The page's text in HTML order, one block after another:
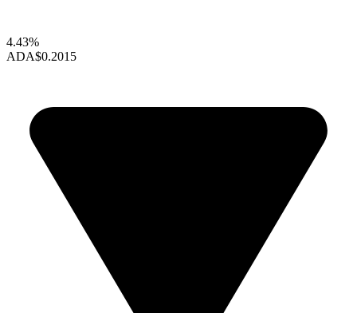
4.43%
ADA$0.2015